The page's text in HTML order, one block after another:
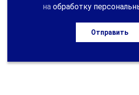
на обработку
Отправить